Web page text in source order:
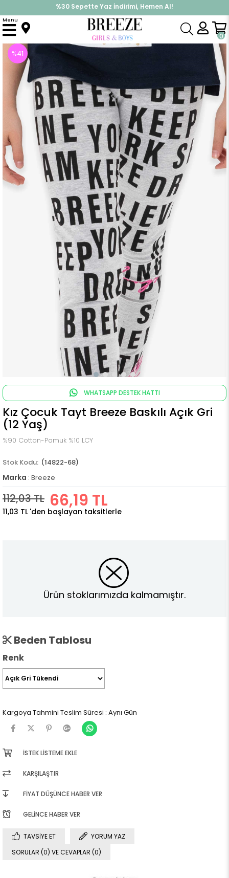
%30 Sepette Yaz İndirimi, Hemen Al!
İndirimlere ek %10 İndirimi Kap, Hemen Üye Ol!
0
Menu
Anasayfa Alt Giyim Tayt
%41
İndirim
WHATSAPP DESTEK HATTI
Kız Çocuk Tayt Breeze Baskılı Açık Gri
(12 Yaş)
%90 Cotton-Pamuk %10 LCY
(14822-68)
Marka : Breeze
112,03 TL 66,19 TL
11,03 TL 'den başlayan taksitlerle
Ürün stoklarımızda kalmamıştır.
Beden Tablosu
Renk
Kargoya Tahmini Teslim Süresi : Aynı Gün
İSTEK LISTEME EKLE
KARŞILAŞTIR
FIYAT DÜŞÜNCE HABER VER
GELINCE HABER VER
TAVSIYE ET
YORUM YAZ
SORULAR (0) VE CEVAPLAR (0)